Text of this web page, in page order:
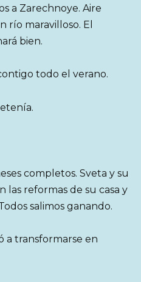
a Zarechnoye. Aire
río maravilloso. El
bien.
todo el verano.
completos. Sveta y su
las reformas de su casa y
salimos ganando.
a transformarse en